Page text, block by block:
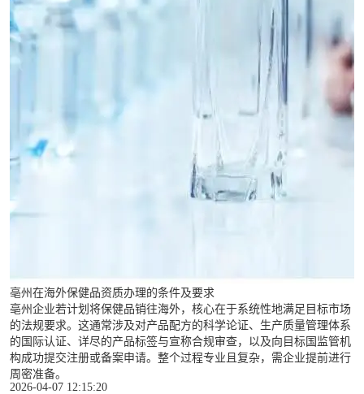
亳州在海外保健品资质办理的条件及要求
亳州企业若计划将保健品销往海外，核心在于系统性地满足目标市场
的法规要求。这通常涉及对产品配方的科学论证、生产质量管理体系
的国际认证、详尽的产品标签与宣称合规审查，以及向目标国监管机
构成功提交注册或备案申请。整个过程专业且复杂，需企业提前进行
周密准备。
2026-04-07 12:15:20